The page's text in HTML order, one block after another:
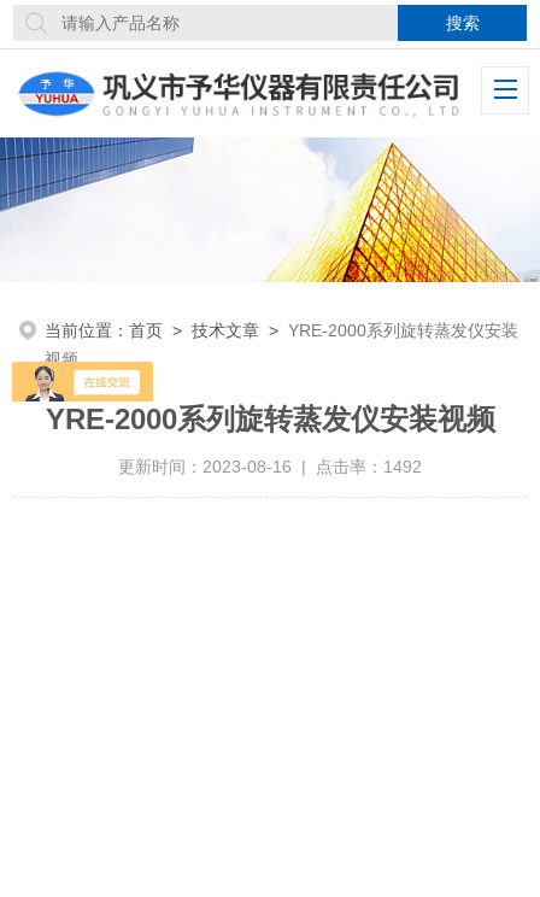
当前位置：首页 >技术文章 >YRE-2000系列旋转蒸发仪安装
视频
YRE-2000系列旋转蒸发仪安装视频
更新时间：2023-08-16 | 点击率：1492